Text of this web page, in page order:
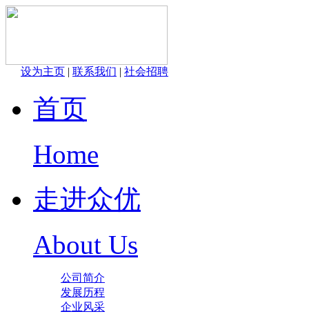
设为主页 | 联系我们 | 社会招聘
首页
Home
走进众优
About Us
公司简介
发展历程
企业风采